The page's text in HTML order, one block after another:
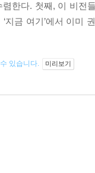
한다. 첫째, 이 비전
지금 여기’에서 이미
있습니다. 미리보기